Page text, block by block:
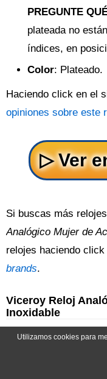
PREGUNTE
plateada no
índices, en
Color: Plateado.
Haciendo click en el
opiniones sobre este
Si buscas más
Analógico Mujer de
relojes haciendo
brands.
Viceroy Reloj
Inoxidable
Utilizamos cookies para